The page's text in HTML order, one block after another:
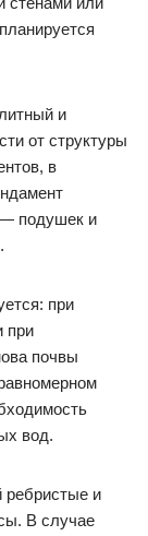
и
от структуры
в
— подушек и
при
при
почвы
вод.
ребристые и
В случае